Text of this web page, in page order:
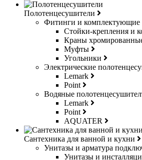
Полотенцесушители
Фитинги и комплектующие
Стойки-крепления и
Краны
Муфты
Угольники
Электрические
Lemark
Point
Водяные
Lemark
Point
AQUATER
Сантехника для ванной и кухни
Унитазы и арматура
Унитазы и